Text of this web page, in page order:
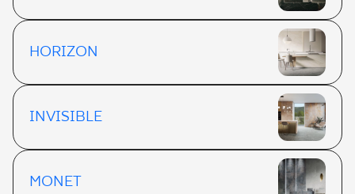
HORIZON
INVISIBLE
MONET